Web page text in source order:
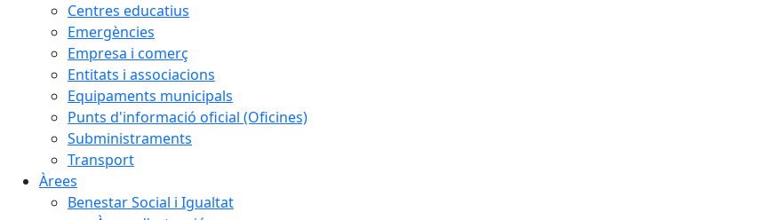
Centres educatius
Emergències
Empresa i comerç
Entitats i associacions
Equipaments municipals
Punts d'informació oficial (Oficines)
Subministraments
Transport
Àrees
Benestar Social i Igualtat